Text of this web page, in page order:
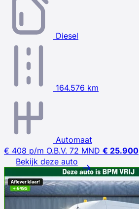
Diesel
164.576 km
Automaat
€ 408 p/m O.B.V. 72 MND € 25.900
Bekijk deze auto